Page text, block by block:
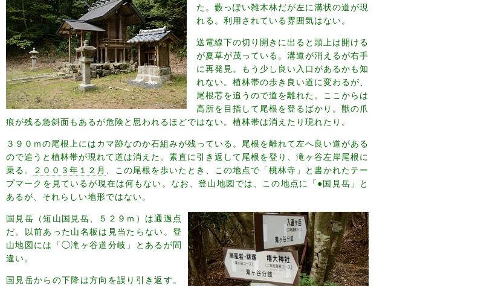
た。藪っぽい雑木林だが左に溝状の道が現
れる。利用されている雰囲気はない。
送電線下の切り開きに出ると頭上は開ける
が夏草が茂っている。溝道が消えるが右手
に再発見。もう少し良い入口があるかも知
れない。植林帯の歩き良い道に変わるが、
尾根芯を追うので道を離れた。ここからは
高所を目指して尾根を登るばかり。獣の爪
痕が残る急斜面もあるが危険と思われるほどではない。植林帯は消えたり現れたり。
３９０ｍの尾根上にはカマ跡なのか石組みが残っている。尾根を離れて左へ良い道がある
ので追うと植林帯が現れて道は消えた。素直に引き返して尾根を登り、滝ヶ谷左岸尾根に
乗る。
２００３年１２月 、この尾根を歩いたとき、この地点で「桃林寺」と書かれたテー
プマークを見ているが現在は何もない。なお、登山地図では、この地点に「●国見岳」と
あるが、それらしい地形ではない。
国見岳（短山国見岳、５２９ｍ）は通過点
だ。以前あった山名板は見当たらない。登
山地図には「◯滝ヶ谷道分岐」とあるが間
違い。
国見岳からの下降は方向を誤り引き返す。